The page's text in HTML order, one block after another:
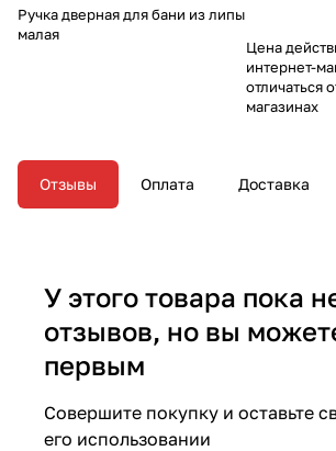
Ручка дверная для бани из липы
малая
Цена
интернет-
отличаться
магазинах
Отзывы Оплата Доставка
У этого товара пока
отзывов, но вы
первым
Совершите покупку и оставьте
его использовании